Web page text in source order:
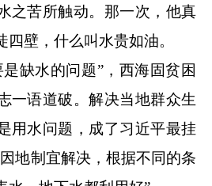
之苦所触动。那一次，他真
壁，什么叫水贵如油。
水的问题”，西海固贫困
一语道破。解决当地群众生
用水问题，成了习近平最挂
地制宜解决，根据不同的条